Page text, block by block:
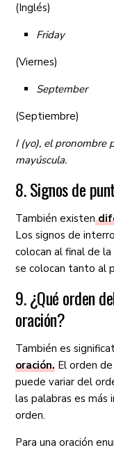
(Inglés)
Friday
(Viernes)
September
(Septiembre)
I (yo), el pronombre
mayúscula.
8. Signos de
También existen
Los signos de
colocan al final de
se colocan tanto al
9. ¿Qué orden
oración?
También es
oración. El orden
puede variar del
las palabras es
orden.
Para una oración